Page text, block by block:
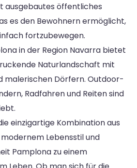
ausgebautes öffentliches
es den Bewohnern ermöglicht,
fortzubewegen.
in der Region Navarra bietet
Naturlandschaft mit
malerischen Dörfern. Outdoor-
Radfahren und Reiten sind
einzigartige Kombination aus
Lebensstil und
Pamplona zu einem